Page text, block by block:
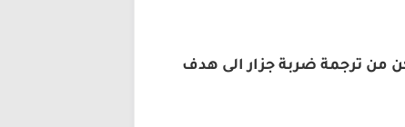
من ترجمة ضربة جزار الى هدف